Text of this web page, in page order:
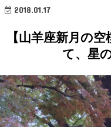
2018.01.17
【山羊座新月の
て、星